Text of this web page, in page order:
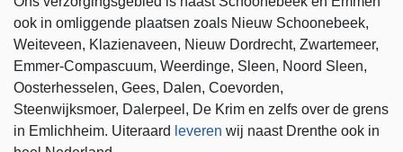
ook in omliggende plaatsen zoals Nieuw Schoonebeek,
Weiteveen, Klazienaveen, Nieuw Dordrecht, Zwartemeer,
Emmer-Compascuum, Weerdinge, Sleen, Noord Sleen,
Oosterhesselen, Gees, Dalen, Coevorden,
Steenwijksmoer, Dalerpeel, De Krim en zelfs over de grens
in Emlichheim. Uiteraard leveren wij naast Drenthe ook in